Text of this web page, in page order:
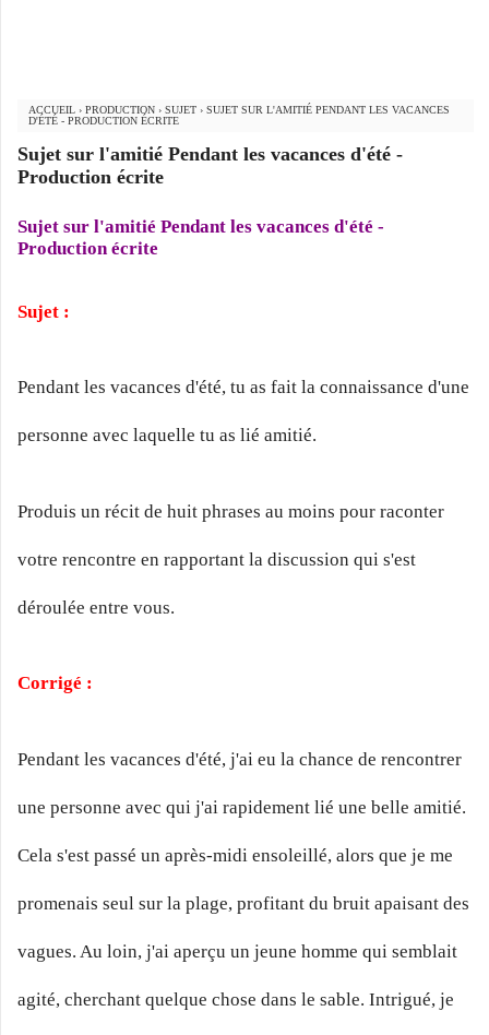
ACCUEIL › PRODUCTION › SUJET › SUJET SUR L'AMITIÉ PENDANT LES VACANCES
D'ÉTÉ - PRODUCTION ÉCRITE
Sujet sur l'amitié Pendant les vacances d'été -
Production écrite
Sujet sur l'amitié Pendant les vacances d'été -
Production écrite
Sujet :
Pendant les vacances d'été, tu as fait la connaissance d'une
personne avec laquelle tu as lié amitié.
Produis un récit de huit phrases au moins pour raconter
votre rencontre en rapportant la discussion qui s'est
déroulée entre vous.
Corrigé :
Pendant les vacances d'été, j'ai eu la chance de rencontrer
une personne avec qui j'ai rapidement lié une belle amitié.
Cela s'est passé un après-midi ensoleillé, alors que je me
promenais seul sur la plage, profitant du bruit apaisant des
vagues. Au loin, j'ai aperçu un jeune homme qui semblait
agité, cherchant quelque chose dans le sable. Intrigué, je